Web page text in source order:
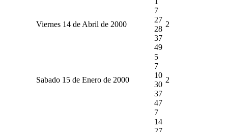
Viernes 14 de Abril de 2000
7
27
28
37
49
2
Sabado 15 de Enero de 2000
5
7
10
30
37
47
2
7
14